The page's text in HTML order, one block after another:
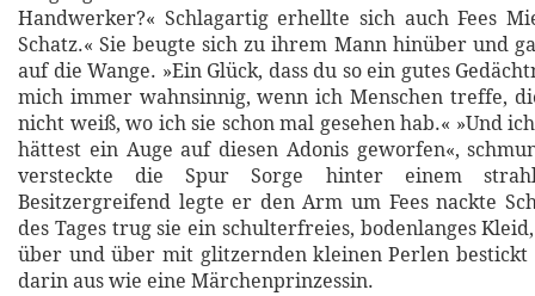
Handwerker?« Schlagartig erhellte sich auch Fees
Schatz.« Sie beugte sich zu ihrem Mann hinüber und
auf die Wange. »Ein Glück, dass du so ein gutes
mich immer wahnsinnig, wenn ich Menschen treffe,
nicht weiß, wo ich sie schon mal gesehen hab.« »Und
hättest ein Auge auf diesen Adonis geworfen«,
versteckte die Spur Sorge hinter einem
Besitzergreifend legte er den Arm um Fees nackte
des Tages trug sie ein schulterfreies, bodenlanges
über und über mit glitzernden kleinen Perlen bestickt
darin aus wie eine Märchenprinzessin.